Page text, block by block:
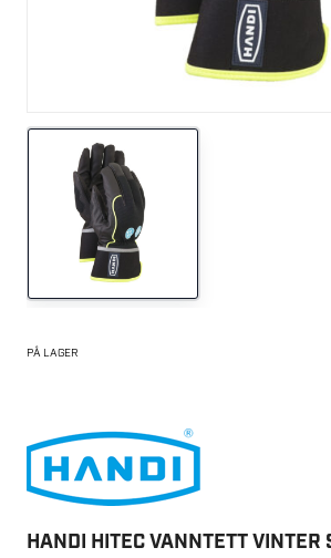
PÅ LAGER
HANDI HITEC VANNTETT VINTER